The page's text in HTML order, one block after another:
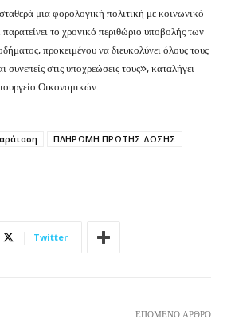
μια φορολογική πολιτική με κοινωνικό
το χρονικό περιθώριο υποβολής των
προκειμένου να διευκολύνει όλους τους
συνεπείς στις υποχρεώσεις τους», καταλήγει
Οικονομικών.
ΠΛΗΡΩΜΗ ΠΡΩΤΗΣ ΔΟΣΗΣ
Twitter
ΕΠΌΜΕΝΟ ΆΡΘΡΟ